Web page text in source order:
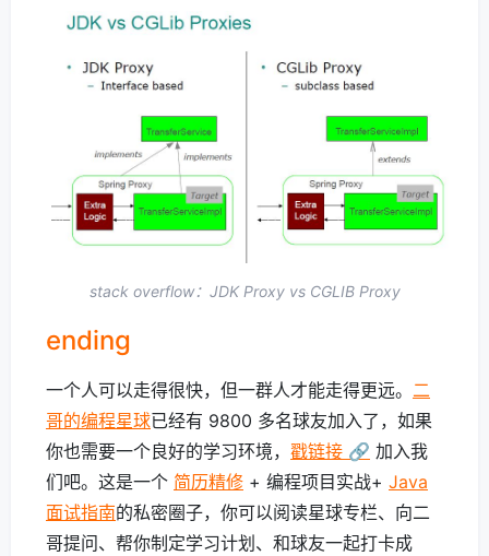
stack overflow：JDK Proxy vs CGLIB Proxy
ending
一个人可以走得很快，但一群人才能走得更远。 二
哥的编程星球已经有 9800 多名球友加入了，如果
你也需要一个良好的学习环境， 戳链接 🔗 加入我
们吧。这是一个 简历精修 + 编程项目实战+ Java
面试指南的私密圈子，你可以阅读星球专栏、向二
哥提问、帮你制定学习计划、和球友一起打卡成